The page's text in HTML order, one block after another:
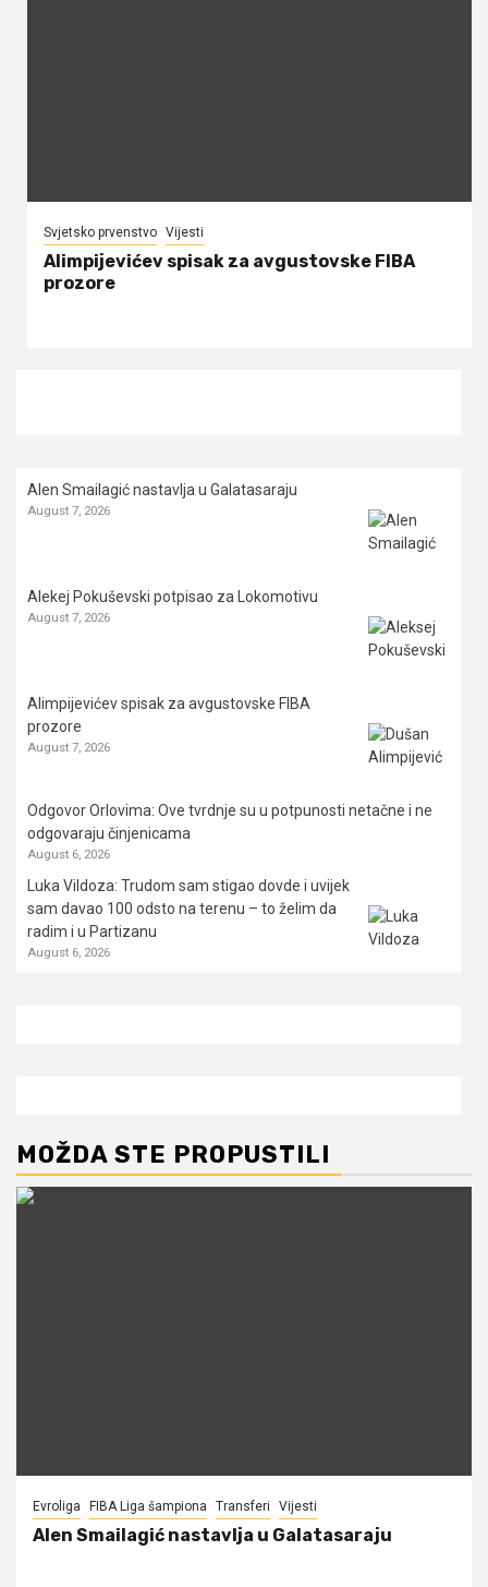
Svjetsko prvenstvo Vijesti
Alimpijevićev spisak za avgustovske FIBA
prozore
Alen Smailagić nastavlja u Galatasaraju
August 7, 2026
Alekej Pokuševski potpisao za Lokomotivu
August 7, 2026
Alimpijevićev spisak za avgustovske FIBA
prozore
August 7, 2026
Odgovor Orlovima: ​Ove tvrdnje su u potpunosti netačne i ne
odgovaraju činjenicama
August 6, 2026
Luka Vildoza: Trudom sam stigao dovde i uvijek
sam davao 100 odsto na terenu – to želim da
radim i u Partizanu
August 6, 2026
MOŽDA STE PROPUSTILI
Evroliga FIBA Liga šampiona Transferi Vijesti
Alen Smailagić nastavlja u Galatasaraju